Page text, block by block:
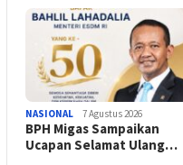
NASIONAL 7 Agustus 2026
BPH Migas Sampaikan
Ucapan Selamat Ulang…